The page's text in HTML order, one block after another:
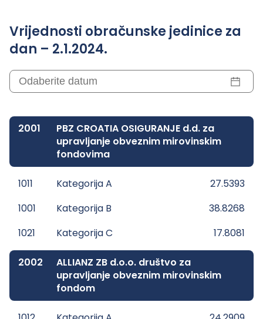
Vrijednosti obračunske jedinice za
dan – 2.1.2024.
2001
PBZ CROATIA OSIGURANJE d.d. za
upravljanje obveznim mirovinskim
fondovima
1011 Kategorija A
27.5393
1001
Kategorija B
38.8268
1021
Kategorija C 17.8081
2002
ALLIANZ ZB d.o.o. društvo za
upravljanje obveznim mirovinskim
fondom